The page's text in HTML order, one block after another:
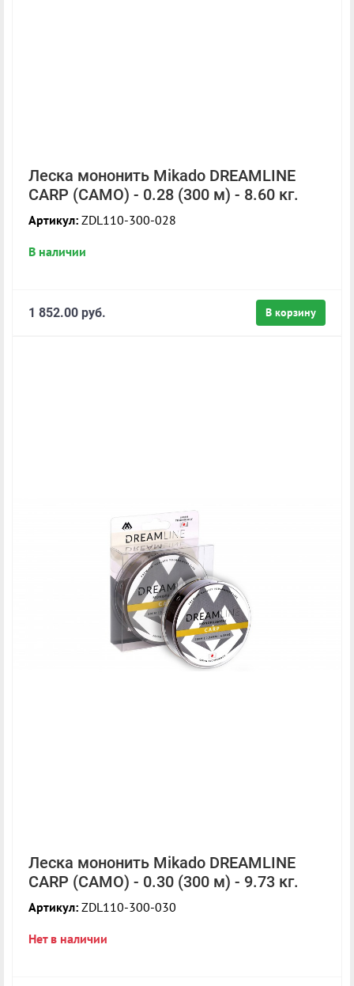
Леска мононить Mikado DREAMLINE
CARP (CAMO) - 0.28 (300 м) - 8.60 кг.
Артикул: ZDL110-300-028
В наличии
В корзину
1 852.00 руб.
Леска мононить Mikado DREAMLINE
CARP (CAMO) - 0.30 (300 м) - 9.73 кг.
Артикул: ZDL110-300-030
Нет в наличии